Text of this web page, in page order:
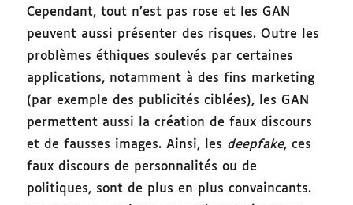
Cependant, tout n’est pas rose et les GAN
peuvent aussi présenter des risques. Outre les
problèmes éthiques soulevés par certaines
applications, notamment à des fins marketing
(par exemple des publicités ciblées), les GAN
permettent aussi la création de faux discours
et de fausses images. Ainsi, les deepfake, ces
faux discours de personnalités ou de
politiques, sont de plus en plus convaincants.